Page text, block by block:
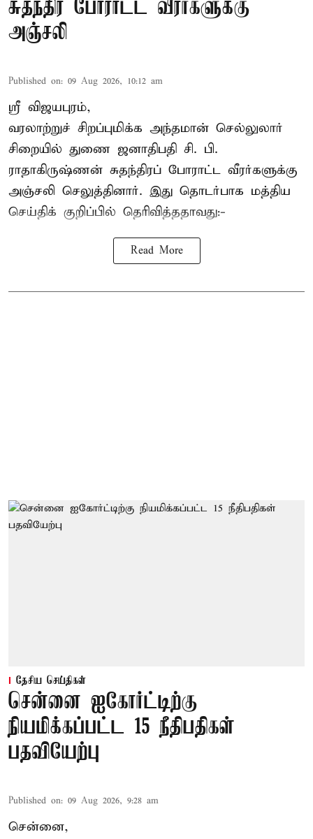
சுதந்திர போராட்ட வீரர்களுக்கு
அஞ்சலி
Published on: 09 Aug 2026, 10:12 am
ஸ்ரீ விஜயபுரம்,
வரலாற்றுச் சிறப்புமிக்க அந்தமான் செல்லுலார்
சிறையில் துணை ஜனாதிபதி சி. பி.
ராதாகிருஷ்ணன் சுதந்திரப் போராட்ட வீரர்களுக்கு
அஞ்சலி செலுத்தினார். இது தொடர்பாக மத்திய
செய்திக் குறிப்பில் தெரிவித்ததாவது:-
Read More
தேசிய செய்திகள்
சென்னை ஐகோர்ட்டிற்கு
நியமிக்கப்பட்ட 15 நீதிபதிகள்
பதவியேற்பு
Published on: 09 Aug 2026, 9:28 am
சென்னை,